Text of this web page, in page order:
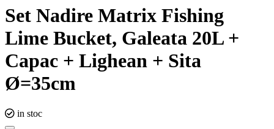
Set Nadire Matrix Fishing
Lime Bucket, Galeata 20L +
Capac + Lighean + Sita
Ø=35cm
in stoc